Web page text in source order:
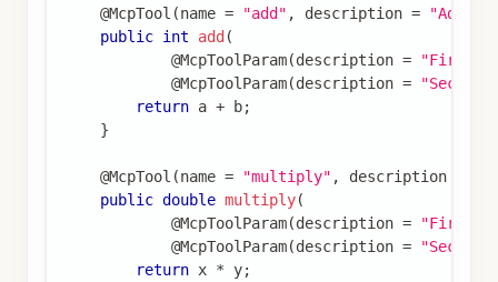
@McpTool (name = "add" , description =
"Add
public int add (
@McpToolParam(description =
"First
@McpToolParam(description =
"Second
return a + b;
}
@McpTool (name = "multiply" , description
public double multiply(
@McpToolParam(description =
"First
@McpToolParam(description =
"Second
return x * y;